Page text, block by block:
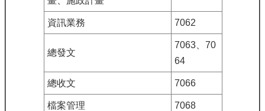
資訊業務 7062
總發文
7063、70
64
總收文 7066
檔案管理 7068